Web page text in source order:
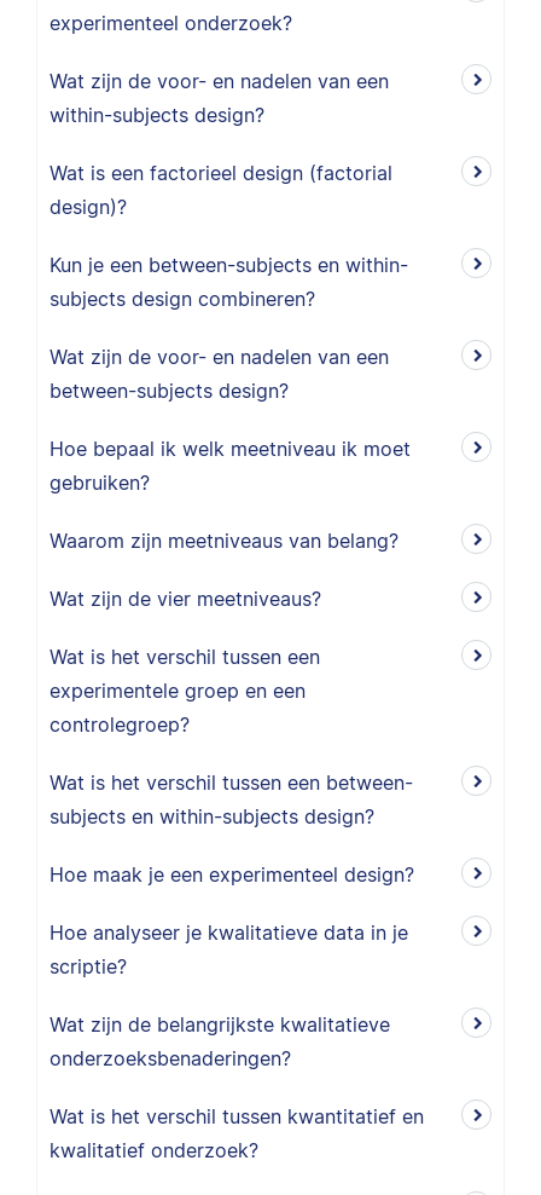
experimenteel onderzoek?
Wat zijn de voor- en nadelen van een
within-subjects design?
Wat is een factorieel design (factorial
design)?
Kun je een between-subjects en within-
subjects design combineren?
Wat zijn de voor- en nadelen van een
between-subjects design?
Hoe bepaal ik welk meetniveau ik moet
gebruiken?
Waarom zijn meetniveaus van belang?
Wat zijn de vier meetniveaus?
Wat is het verschil tussen een
experimentele groep en een
controlegroep?
Wat is het verschil tussen een between-
subjects en within-subjects design?
Hoe maak je een experimenteel design?
Hoe analyseer je kwalitatieve data in je
scriptie?
Wat zijn de belangrijkste kwalitatieve
onderzoeksbenaderingen?
Wat is het verschil tussen kwantitatief en
kwalitatief onderzoek?